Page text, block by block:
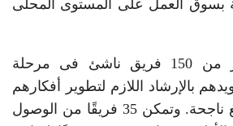
بسوق العمل على المستوى المحلى
كذلك تم دعم أكثر من 150 فريق ناشئ فى مرحلة
بالإرشاد اللازم لتطوير أفكارهم
وتحويلها إلى مشاريع ناجحة. وتمكن 35 فريقًا من الوصول